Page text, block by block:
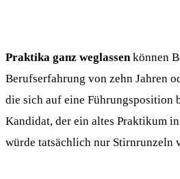
Praktika ganz weglassen können
Berufserfahrung von zehn Jahren
die sich auf eine Führungsposition
Kandidat, der ein altes Praktikum
würde tatsächlich nur Stirnrunzeln